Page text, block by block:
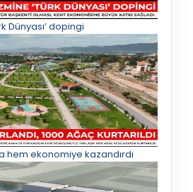
Dünyası’ dopingi
hem ekonomiye kazandırdı